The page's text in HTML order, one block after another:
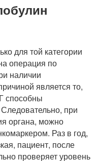
для той категории
операция по
наличии
является то,
способны
при
органа, можно
Раз в год,
пациент, после
проверяет уровень